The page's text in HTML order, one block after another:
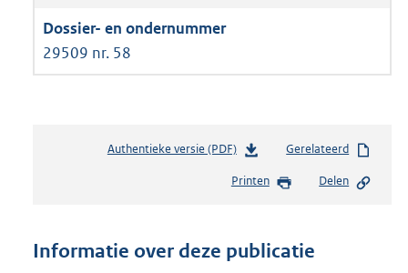
29509 nr. 58
Authentieke versie (PDF)b
s
n
Gerelateerd
Printen Delen
Informatie over deze publicatie